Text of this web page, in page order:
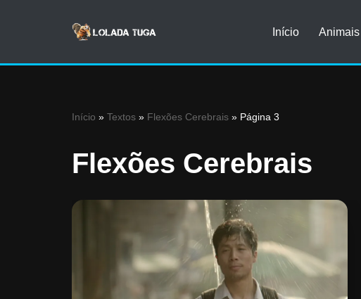
Início Animais
Início » Textos » Flexões Cerebrais » Página 3
Flexões Cerebrais